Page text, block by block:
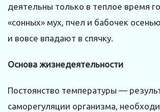
деятельны только в теплое время
«сонных» мух, пчел и бабочек
и вовсе впадают в спячку.
Основа жизнедеятельности
Постоянство температуры —
саморегуляции организма,